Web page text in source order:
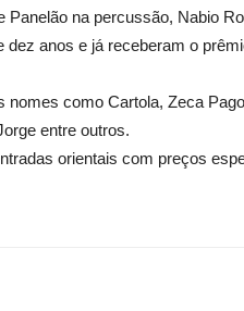
na percussão, Nabio
anos e já receberam o
como Cartola, Zeca
entre outros.
orientais com preços